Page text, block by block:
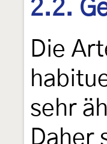
2.2.
Die
sehr
Daher